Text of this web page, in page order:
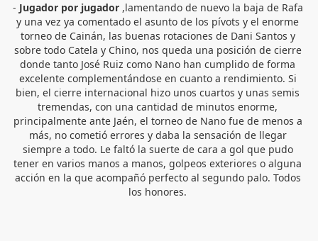
- Jugador por jugador ,lamentando de nuevo la baja de Rafa
y una vez ya comentado el asunto de los pívots y el enorme
torneo de Cainán, las buenas rotaciones de Dani Santos y
sobre todo Catela y Chino, nos queda una posición de cierre
donde tanto José Ruiz como Nano han cumplido de forma
excelente complementándose en cuanto a rendimiento. Si
bien, el cierre internacional hizo unos cuartos y unas semis
tremendas, con una cantidad de minutos enorme,
principalmente ante Jaén, el torneo de Nano fue de menos a
más, no cometió errores y daba la sensación de llegar
siempre a todo. Le faltó la suerte de cara a gol que pudo
tener en varios manos a manos, golpeos exteriores o alguna
acción en la que acompañó perfecto al segundo palo. Todos
los honores.